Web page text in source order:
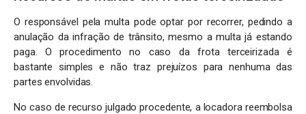
O responsável pela multa pode optar por recorrer, pedindo a
anulação da infração de trânsito, mesmo a multa já estando
paga. O procedimento no caso da frota terceirizada é
bastante simples e não traz prejuízos para nenhuma das
partes envolvidas.
No caso de recurso julgado procedente, a locadora reembolsa